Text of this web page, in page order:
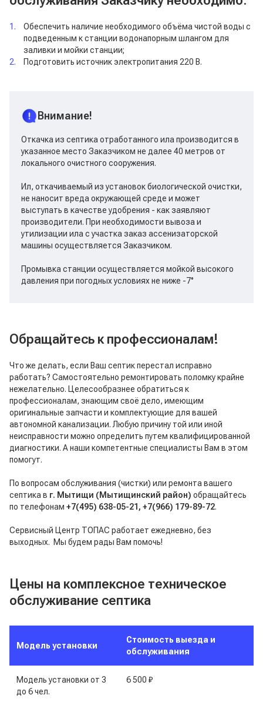
Обеспечить наличие необходимого объёма чистой воды с
подведенным к станции водонапорным шлангом для
заливки и мойки станции;
Подготовить источник электропитания 220 В.
Внимание!
Откачка из септика отработанного ила производится в
указанное место Заказчиком не далее 40 метров от
локального очистного сооружения.
Ил, откачиваемый из установок биологической очистки,
не наносит вреда окружающей среде и может
выступать в качестве удобрения - как заявляют
производители. При необходимости вывоза и
утилизации ила с участка заказ ассенизаторской
машины осуществляется Заказчиком.
Промывка станции осуществляется мойкой высокого
давления при погодных условиях не ниже -7°
Обращайтесь к профессионалам!
Что же делать, если Ваш септик перестал исправно
работать? Самостоятельно ремонтировать поломку крайне
нежелательно. Целесообразнее обратиться к
профессионалам, знающим своё дело, имеющим
оригинальные запчасти и комплектующие для вашей
автономной канализации. Любую причину той или иной
неисправности можно определить путем квалифицированной
диагностики. А наши компетентные специалисты Вам в этом
помогут.
По вопросам обслуживания (чистки) или ремонта вашего
септика в г. Мытищи (Мытищинский район) обращайтесь
по телефонам +7(495) 638-05-21, +7(966) 179-89-72.
Сервисный Центр ТОПАС работает ежедневно, без
выходных. Мы будем рады Вам помочь!
Цены на комплексное техническое
обслуживание септика
Модель установки
Стоимость выезда и
обслуживания
Модель установки от 3
до 6 чел.
6 500 ₽